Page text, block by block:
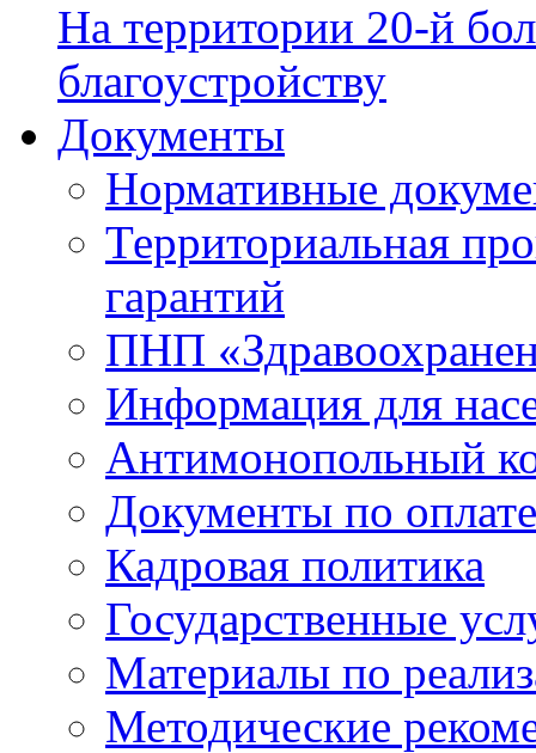
На территории 20-й
благоустройству
Документы
Нормативные
Территориальная
гарантий
ПНП
Информация для
Антимонопольный
Документы по
Кадровая политика
Государственные
Материалы по
Методические